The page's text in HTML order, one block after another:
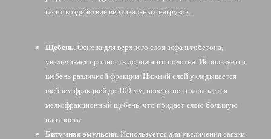
гасит воздействие вертикальных нагрузок.
Щебень . Основа для верхнего слоя асфальтобетона,
увеличивает прочность дорожного полотна. Используется
щебень различной фракции. Нижний слой укладывается
щебнем фракцией до 100 мм, поверх него засыпается
мелкофракционный щебень, что придает слою большую
плотность.
Битумная эмульсия . Используется для увеличения связки